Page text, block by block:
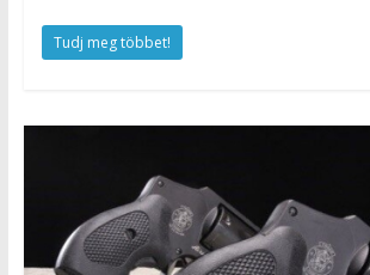
Tudj meg többet!